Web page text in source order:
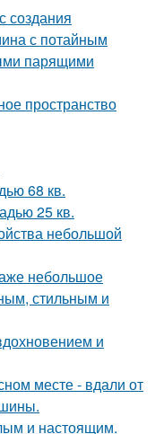
создания
с потайным
парящими
пространство
68 кв.
25 кв.
небольшой
небольшое
стильным и
и
месте - вдали от
и настоящим.